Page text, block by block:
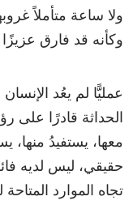
ولا ساعة متأملاً
وكأنه قد فارق
عمليًّا لم يعُد
الحداثة قادرًا على
معها، يستفيدُ منها،
حقيقي، ليس لديه
تجاه الموارد المتاحة